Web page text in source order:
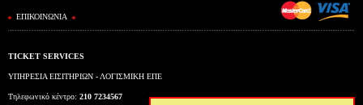
ΕΠΙΚΟΙΝΩΝΙΑ
TICKET SERVICES
ΥΠΗΡΕΣΙΑ ΕΙΣΙΤΗΡΙΩΝ - ΛΟΓΙΣΜΙΚΗ ΕΠΕ
Τηλεφωνικό κέντρο: 210 7234567